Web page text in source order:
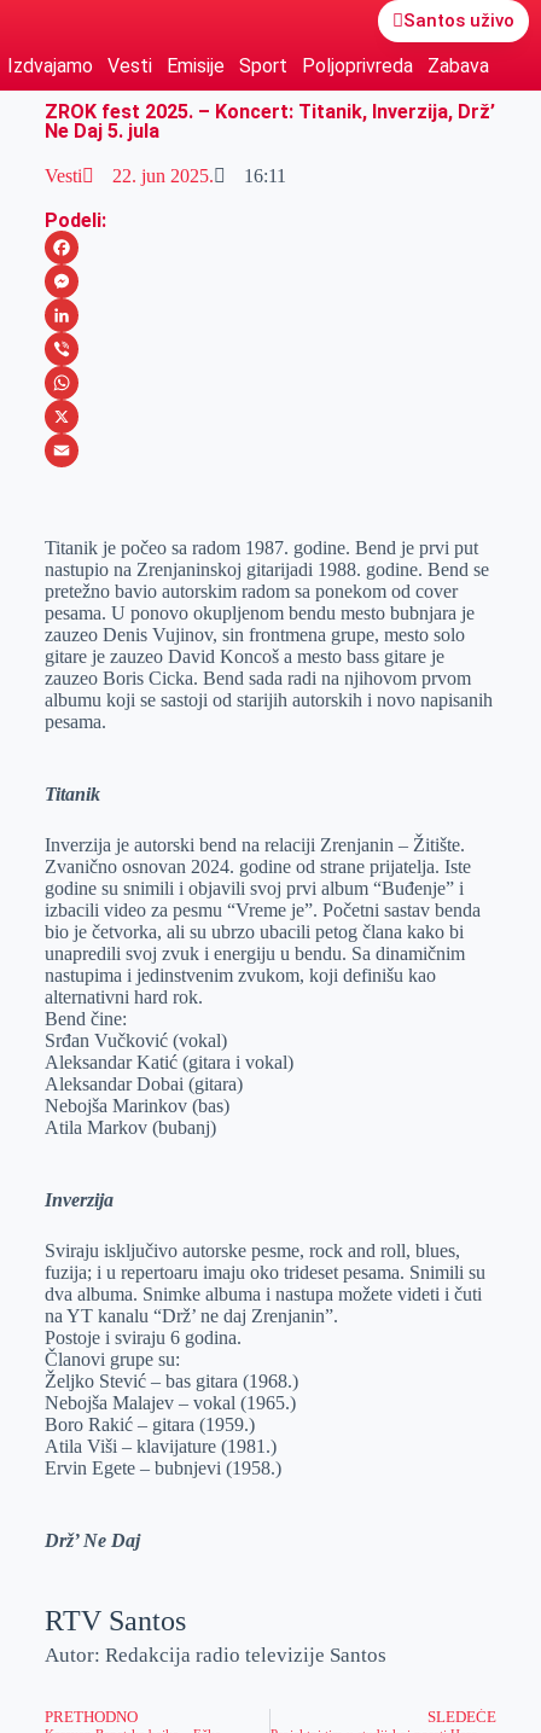
Santos uživo
Izdvajamo Vesti Emisije Sport Poljoprivreda
Zabava
ZROK fest 2025. – Koncert: Titanik, Inverzija, Drž’
Ne Daj 5. jula
Vesti 22. jun 2025. 16:11
Podeli:
F
a
c
e
b
o
M
e
s
s
e
e
r
L
i
n
k
I
n
V
i
b
W
h
s
A
p
p
X
a
i
l
Titanik je počeo sa radom 1987. godine. Bend je prvi put
nastupio na Zrenjaninskoj gitarijadi 1988. godine. Bend se
pretežno bavio autorskim radom sa ponekom od cover
pesama. U ponovo okupljenom bendu mesto bubnjara je
zauzeo Denis Vujinov, sin frontmena grupe, mesto solo
gitare je zauzeo David Koncoš a mesto bass gitare je
zauzeo Boris Cicka. Bend sada radi na njihovom prvom
albumu koji se sastoji od starijih autorskih i novo napisanih
pesama.
Titanik
Inverzija je autorski bend na relaciji Zrenjanin – Žitište.
Zvanično osnovan 2024. godine od strane prijatelja. Iste
godine su snimili i objavili svoj prvi album “Buđenje” i
izbacili video za pesmu “Vreme je”. Početni sastav benda
bio je četvorka, ali su ubrzo ubacili petog člana kako bi
unapredili svoj zvuk i energiju u bendu. Sa dinamičnim
nastupima i jedinstvenim zvukom, koji definišu kao
alternativni hard rok.
Bend čine:
Srđan Vučković (vokal)
Aleksandar Katić (gitara i vokal)
Aleksandar Dobai (gitara)
Nebojša Marinkov (bas)
Atila Markov (bubanj)
Inverzija
Sviraju isključivo autorske pesme, rock and roll, blues,
fuzija; i u repertoaru imaju oko trideset pesama. Snimili su
dva albuma. Snimke albuma i nastupa možete videti i čuti
na YT kanalu “Drž’ ne daj Zrenjanin”.
Postoje i sviraju 6 godina.
Članovi grupe su:
Željko Stević – bas gitara (1968.)
Nebojša Malajev – vokal (1965.)
Boro Rakić – gitara (1959.)
Atila Viši – klavijature (1981.)
Ervin Egete – bubnjevi (1958.)
Drž’ Ne Daj
RTV Santos
Autor: Redakcija radio televizije Santos
PRETHODNO SLEDEĆE